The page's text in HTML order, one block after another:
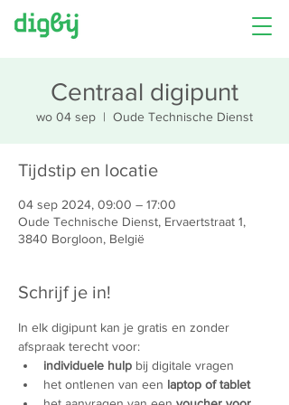
Centraal digipunt
wo 04 sep
  |
Oude Technische Dienst
Tijdstip en locatie
04 sep 2024, 09:00 – 17:00
Oude Technische Dienst, Ervaertstraat 1,
3840 Borgloon, België
Schrijf je in!
In elk digipunt kan je gratis en zonder
afspraak terecht voor:
individuele hulp bij digitale vragen
het ontlenen van een laptop of tablet